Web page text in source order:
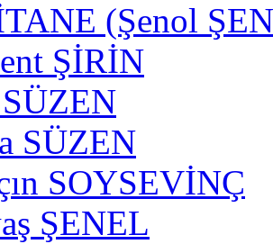
(Şenol
ŞİRİN
SÜZEN
SOYSEVİNÇ
ŞENEL